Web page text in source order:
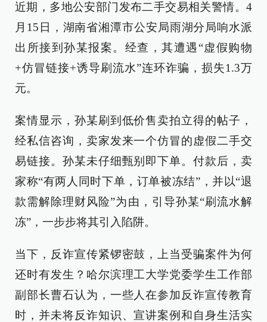
近期，多地公安部门发布二手交易相关警情。4
月15日，湖南省湘潭市公安局雨湖分局响水派
出所接到孙某报案。经查，其遭遇“虚假购物
+仿冒链接+诱导刷流水”连环诈骗，损失1.3万
元。
案情显示，孙某刷到低价售卖拍立得的帖子，
经私信咨询，卖家发来一个仿冒的虚假二手交
易链接。孙某未仔细甄别即下单。付款后，卖
家称“有两人同时下单，订单被冻结”，并以“退
款需解除理财风险”为由，引导孙某“刷流水解
冻”，一步步将其引入陷阱。
当下，反诈宣传紧锣密鼓，上当受骗案件为何
还时有发生？哈尔滨理工大学党委学生工作部
副部长曹石认为，一些人在参加反诈宣传教育
时，并未将反诈知识、宣讲案例和自身生活实